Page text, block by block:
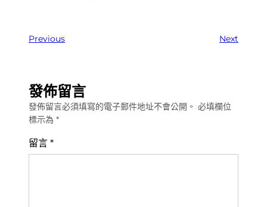
Previous Next
發佈留言
發佈留言必須填寫的電子郵件地址不會公開。 必填欄位
標示為 *
留言 *